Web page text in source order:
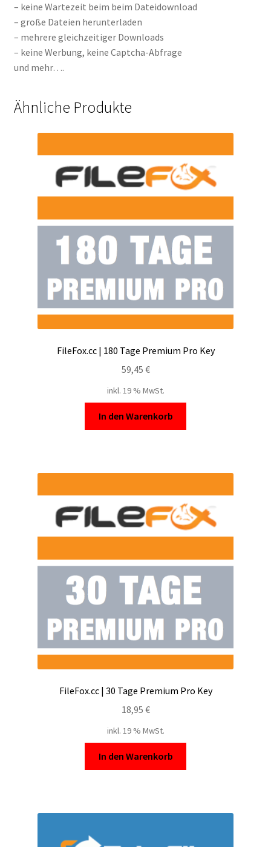
– keine Wartezeit beim beim Dateidownload
– große Dateien herunterladen
– mehrere gleichzeitiger Downloads
– keine Werbung, keine Captcha-Abfrage
und mehr….
Ähnliche Produkte
FileFox.cc | 180 Tage Premium Pro Key
59,45 €
inkl. 19 % MwSt.
In den Warenkorb
FileFox.cc | 30 Tage Premium Pro Key
18,95 €
inkl. 19 % MwSt.
In den Warenkorb